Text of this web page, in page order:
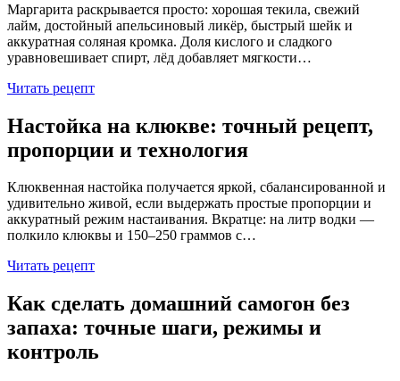
Маргарита раскрывается просто: хорошая текила, свежий
лайм, достойный апельсиновый ликёр, быстрый шейк и
аккуратная соляная кромка. Доля кислого и сладкого
уравновешивает спирт, лёд добавляет мягкости…
Читать рецепт
Настойка на клюкве: точный рецепт,
пропорции и технология
Клюквенная настойка получается яркой, сбалансированной и
удивительно живой, если выдержать простые пропорции и
аккуратный режим настаивания. Вкратце: на литр водки —
полкило клюквы и 150–250 граммов с…
Читать рецепт
Как сделать домашний самогон без
запаха: точные шаги, режимы и
контроль